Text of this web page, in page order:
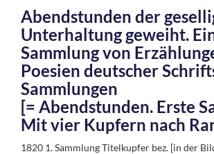
Abendstunden der
Unterhaltung geweiht.
Sammlung von
Poesien deutscher
Sammlungen
[= Abendstunden. Erste
Mit vier Kupfern nach
1820 1. Sammlung Titelkupfer bez. [in der